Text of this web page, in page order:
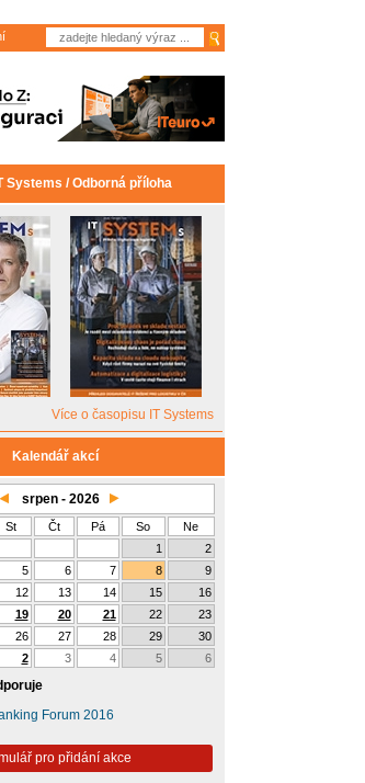
Systems / Odborná příloha
Více o časopisu IT Systems
Kalendář akcí
srpen - 2026
St Čt Pá So
Ne
1
2
5 6 7 8
9
12 13 14 15
16
19 20 21 22
23
26 27 28 29
30
2 3 4 5 6
Forum 2016
pro přidání akce